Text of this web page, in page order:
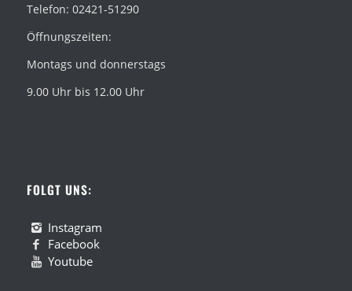
Telefon: 02421-51290
Öffnungszeiten:
Montags und donnerstags
9.00 Uhr bis 12.00 Uhr
FOLGT UNS:
Instagram
Facebook
Youtube